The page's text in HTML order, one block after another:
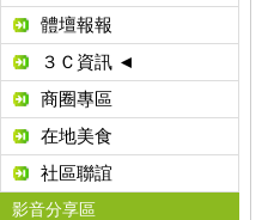
體壇報報
３Ｃ資訊 ◄
商圈專區
在地美食
社區聯誼
影音分享區